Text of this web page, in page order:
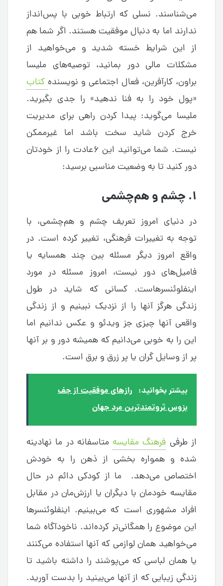
می‌شناسند. نسلی که ارتباط خوبی با پس‌انداز
ندارند اما به دنبال موفقیت هستند. اگر شما هم
از این شرایط خسته شدید و می‌خواهید از
مشکلات مالی دور بمانید، توصیه‌های ملیسا
براون، کارآفرین، فعال اجتماعی و نویسنده کتاب
«پول خود را به فنا ندهید» را جدی بگیرید.
ملیسا می‌گوید: پیدا کردن راهی برای مدیریت
خرج کردن شاید سخت باشد اما غیرممکن
نیست. شما می‌توانید این ۶عادت را از خودتان
دور کنید تا به وضعیت مناسبی برسید:
۱. چشم و هم‌چشمی
در دنیای امروز تعریف چشم و هم‌چشمی، با
توجه به تغییرات فرهنگی، تغییر کرده است. در
واقع امروز دیگر مسئله بین چند همسایه یا
فامیل‌های دور نیست، امروز مسئله در مورد
اینفلوئنسرهاست. کسانی که شاید در طول
زندگی هرگز آنها را از نزدیک نبینیم و از زندگی
واقعی آنها چیزی جز ویدئو و عکس ندانیم اما
این را به خوبی می‌دانیم که همیشه دور و بر آنها
پر از وسایل گران یا پر زرق و برق است.
بیشتر بخوانید: رازهای موفقیت از جف
بزوس ثروتمندترین مرد جهان
از طرفی فرهنگ مقایسه متاسفانه در ما نهادینه
شده و همواره بخشی از ذهن را به خودش
اختصاص می‌دهد. ما از کودکی دائم در حال
مقایسه خودمان با دیگران یا ارزش‌مان در مقابل
افراد مشهوری است که می‌بینیم. اینفلوئنسرها
این موضوع را همگانی‌تر کرده‌اند. ناخودآگاه شما
می‌خواهید همان لوازمی که آنها استفاده می‌کنند
یا همان لباسی که می‌پوشند را داشته باشید تا
زندگی زیبایی که از آنها می‌بینید را بدست آورید.